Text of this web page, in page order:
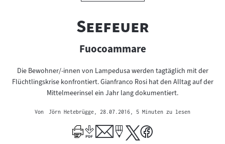
"
Seefeuer"
Fuocoammare
Die Bewohner/-innen von Lampedusa werden tagtäglich mit der
Flüchtlingskrise konfrontiert. Gianfranco Rosi hat den Alltag auf der
Mittelmeerinsel ein Jahr lang dokumentiert.
Von Jörn Hetebrügge , 28.07.2016 , 5 Minuten zu lesen